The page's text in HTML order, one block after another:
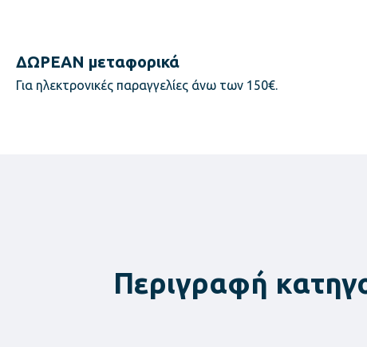
ΔΩΡΕΑΝ μεταφορικά
Για ηλεκτρονικές παραγγελίες άνω των 150€.
Περιγραφή